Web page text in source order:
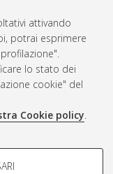
attivando
potrai esprimere
lo stato dei
cookie" del
Cookie policy.